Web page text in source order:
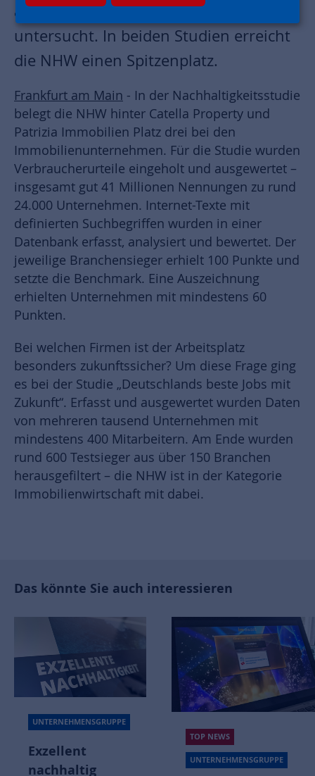
ausgewählten Unternehmen
untersucht. In beiden Studien erreicht
die NHW einen Spitzenplatz.
Frankfurt am Main - In der Nachhaltigkeitsstudie
belegt die NHW hinter Catella Property und
Patrizia Immobilien Platz drei bei den
Immobilienunternehmen. Für die Studie wurden
Verbraucherurteile eingeholt und ausgewertet –
insgesamt gut 41 Millionen Nennungen zu rund
24.000 Unternehmen. Internet-Texte mit
definierten Suchbegriffen wurden in einer
Datenbank erfasst, analysiert und bewertet. Der
jeweilige Branchensieger erhielt 100 Punkte und
setzte die Benchmark. Eine Auszeichnung
erhielten Unternehmen mit mindestens 60
Punkten.
Bei welchen Firmen ist der Arbeitsplatz
besonders zukunftssicher? Um diese Frage ging
es bei der Studie „Deutschlands beste Jobs mit
Zukunft“. Erfasst und ausgewertet wurden Daten
von mehreren tausend Unternehmen mit
mindestens 400 Mitarbeitern. Am Ende wurden
rund 600 Testsieger aus über 150 Branchen
herausgefiltert – die NHW ist in der Kategorie
Immobilienwirtschaft mit dabei.
Das könnte Sie auch interessieren
UNTERNEHMENSGRUPPE
Exzellent
nachhaltig
TOP NEWS
UNTERNEHMENSGRUPPE